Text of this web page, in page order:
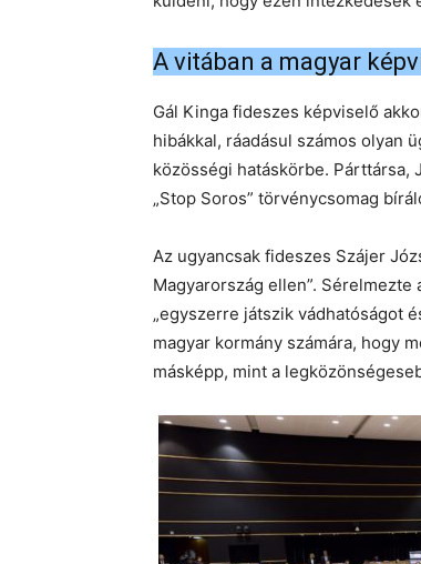
A vitában a magyar
Gál Kinga fideszes képviselő
hibákkal, ráadásul számos olyan
közösségi hatáskörbe. Párttársa,
„Stop Soros” törvénycsomag
Az ugyancsak fideszes Szájer
Magyarország ellen”.
„egyszerre játszik vádhatóságot
magyar kormány számára, hogy
másképp, mint a